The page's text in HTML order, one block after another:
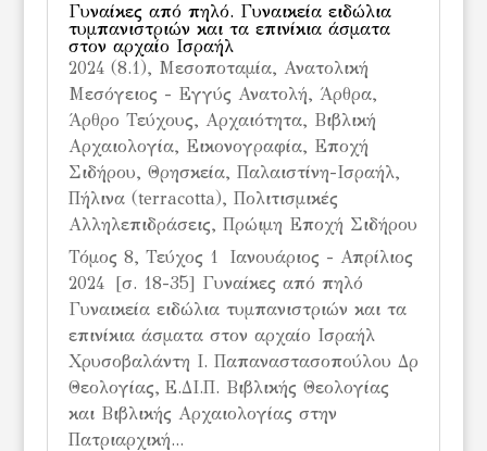
Γυναίκες από πηλό. Γυναικεία ειδώλια
τυμπανιστριών και τα επινίκια άσματα
στον αρχαίο Ισραήλ
2024 (8.1), Mεσοποταμία, Ανατολική
Μεσόγειος - Εγγύς Ανατολή, Άρθρα,
Άρθρο Τεύχους, Αρχαιότητα, Βιβλική
Αρχαιολογία, Εικονογραφία, Εποχή
Σιδήρου, Θρησκεία, Παλαιστίνη-Ισραήλ,
Πήλινα (terracotta), Πολιτισμικές
Αλληλεπιδράσεις, Πρώιμη Εποχή Σιδήρου
Τόμος 8, Τεύχος 1 Ιανουάριος - Απρίλιος
2024 [σ. 18-35] Γυναίκες από πηλό
Γυναικεία ειδώλια τυμπανιστριών και τα
επινίκια άσματα στον αρχαίο Ισραήλ
Χρυσοβαλάντη Ι. Παπαναστασοπούλου Δρ
Θεολογίας, Ε.ΔΙ.Π. Βιβλικής Θεολογίας
και Βιβλικής Αρχαιολογίας στην
Πατριαρχική...